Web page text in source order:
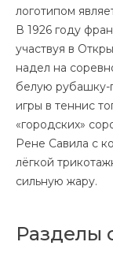
логотипом
В 1926 году
участвуя в
надел на
белую рубашку-
игры в теннис
«городских»
Рене Савила с
лёгкой
сильную жару.
Разделы